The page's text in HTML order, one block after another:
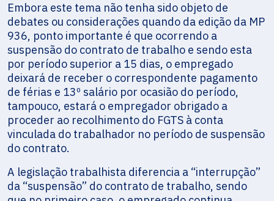
Embora este tema não tenha sido objeto de
debates ou considerações quando da edição da MP
936, ponto importante é que ocorrendo a
suspensão do contrato de trabalho e sendo esta
por período superior a 15 dias, o empregado
deixará de receber o correspondente pagamento
de férias e 13º salário por ocasião do período,
tampouco, estará o empregador obrigado a
proceder ao recolhimento do FGTS à conta
vinculada do trabalhador no período de suspensão
do contrato.
A legislação trabalhista diferencia a “interrupção”
da “suspensão” do contrato de trabalho, sendo